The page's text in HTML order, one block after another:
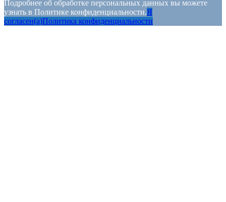
Подробнее об обработке персональных данных вы можете
узнать в Политике конфиденциальности.Я
согласен(а)Политика конфиденциальности